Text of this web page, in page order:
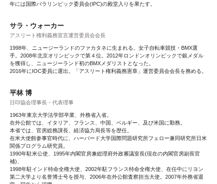
年には国際パラリンピック委員会(IPC)の殿堂入りを果たす。
サラ・ウォーカー
アスリート権利義務宣言運営委員会会長
1998年、ニュージーランドのファカタネに生まれる。女子自転車競技・BMX選
手。2008年北京オリンピックで第４位。2012年ロンドンオリンピックで銀メダル
を獲得し、ニュージーランド初のBMXメダリストとなった。
2016年にIOC委員に選出。「アスリート権利義務憲章」運営委員会会長を務める。
平林 博
日印協会理事長・代表理事
1963年東京大学法学部卒業、外務省入省。
在外公館では、イタリア、フランス、中国、ベルギー、及び米国に勤務。
本省では、官房総務課長、経済協力局長等を歴任。
在米大使館参事官時代に、ハーバード大学国際問題研究所フェロー兼同研究所日米
関係プログラム研究員。
1990年駐米公使、1995年内閣官房兼総理府外政審議室長(現在の内閣官房副長官
補)、
1998年駐インド特命全権大使、2002年駐フランス特命全権大使、在任中にリヨン
第二大学より名誉博士号を授与、2006年在外公館査察担当大使。2007年外務省退